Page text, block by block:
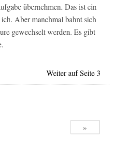
übernehmen. Das ist ein
Aber manchmal bahnt sich
gewechselt werden. Es gibt
Weiter auf Seite 3
»